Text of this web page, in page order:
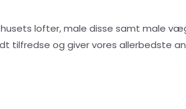
lofter, male disse samt male
tilfredse og giver vores allerbedste